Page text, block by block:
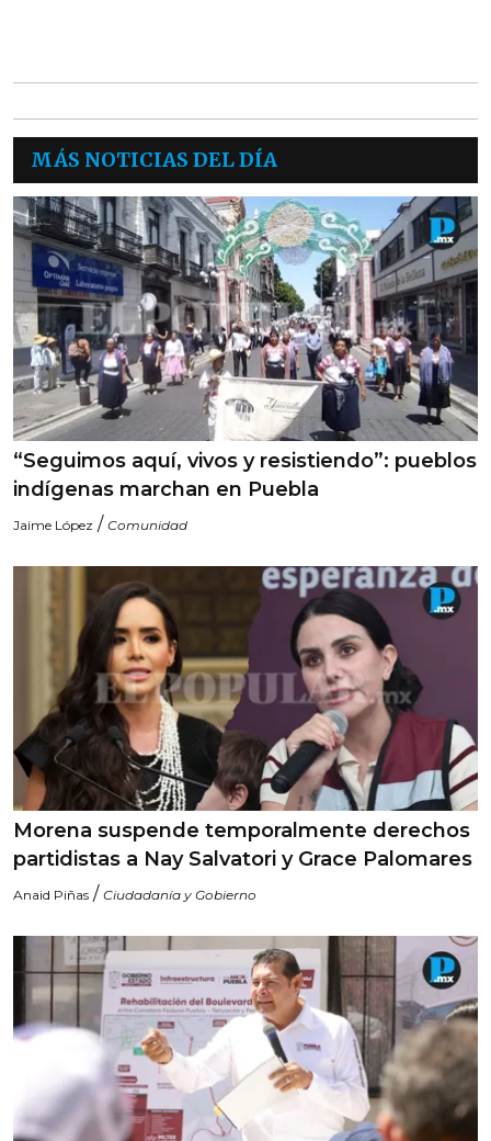
MÁS NOTICIAS DEL DÍA
“Seguimos aquí, vivos y resistiendo”: pueblos
indígenas marchan en Puebla
Jaime López / Comunidad
Morena suspende temporalmente derechos
partidistas a Nay Salvatori y Grace Palomares
Anaid Piñas / Ciudadanía y Gobierno